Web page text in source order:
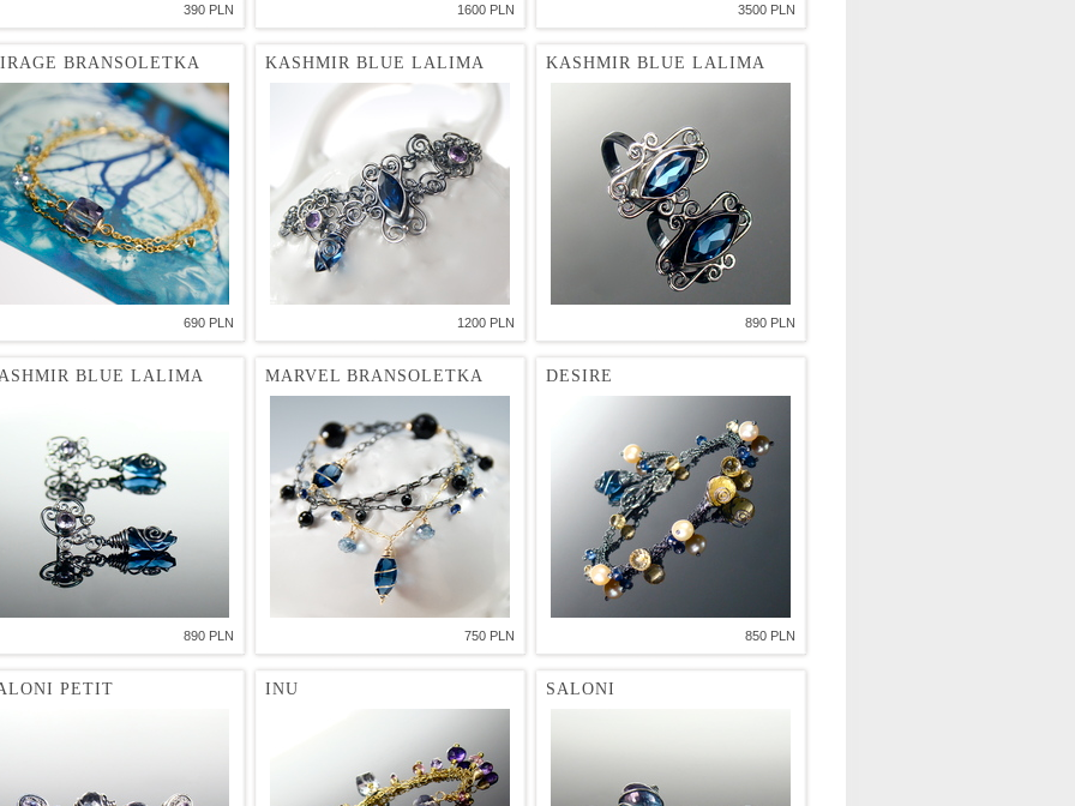
390 PLN 1600 PLN 3500 PLN
BRANSOLETKA
690 PLN
KASHMIR BLUE LALIMA
1200 PLN
KASHMIR BLUE LALIMA
890 PLN
BLUE LALIMA
890 PLN
MARVEL BRANSOLETKA
750 PLN
DESIRE
850 PLN
PETIT INU SALONI